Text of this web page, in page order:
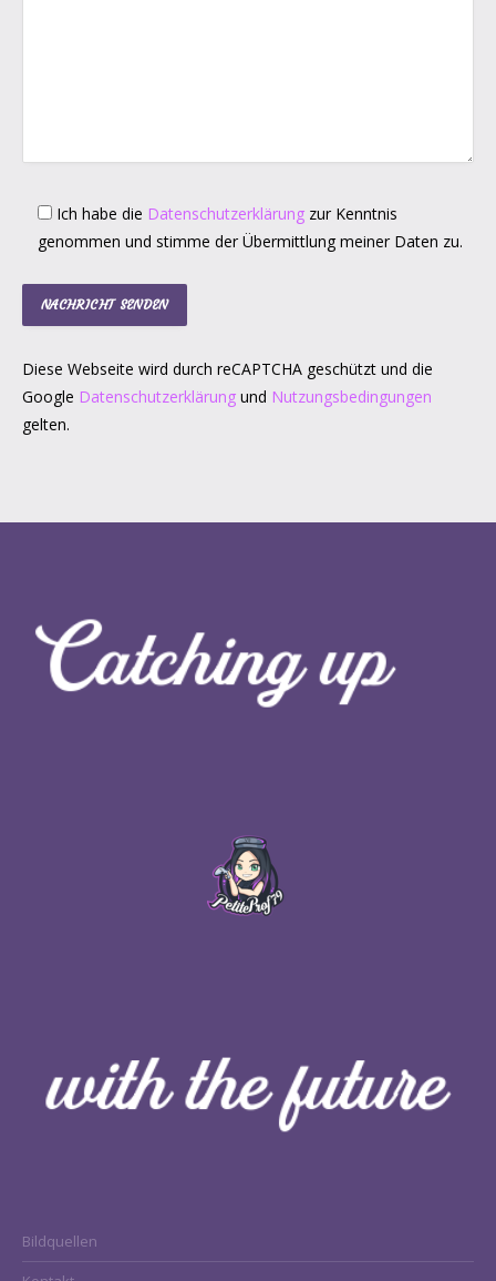
Ich habe die Datenschutzerklärung zur Kenntnis
genommen und stimme der Übermittlung meiner Daten zu.
Diese Webseite wird durch reCAPTCHA geschützt und die
Google Datenschutzerklärung und Nutzungsbedingungen
gelten.
Bildquellen